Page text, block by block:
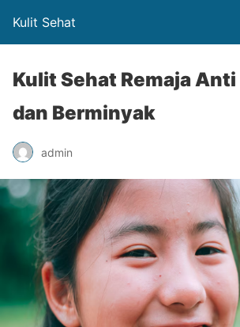
Kulit Sehat
Kulit Sehat Remaja Anti
dan Berminyak
admin